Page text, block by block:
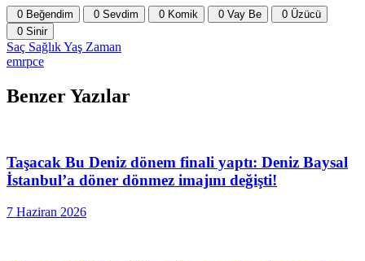
0 Beğendim 0 Sevdim 0 Komik 0 Vay Be 0 Üzücü
0 Sinir
Saç SağlıkYaş Zaman
emrpce
Benzer Yazılar
Taşacak Bu Deniz dönem finali yaptı: Deniz Baysal
İstanbul’a döner dönmez imajını değişti!
7 Haziran 2026